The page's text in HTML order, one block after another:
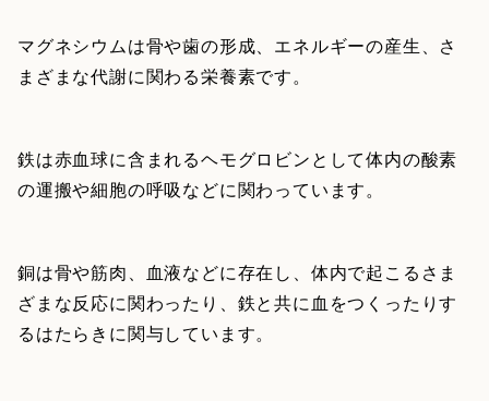
マグネシウムは骨や歯の形成、エネルギーの産生、さ
まざまな代謝に関わる栄養素です。
鉄は赤血球に含まれるヘモグロビンとして体内の酸素
の運搬や細胞の呼吸などに関わっています。
銅は骨や筋肉、血液などに存在し、体内で起こるさま
ざまな反応に関わったり、鉄と共に血をつくったりす
るはたらきに関与しています。